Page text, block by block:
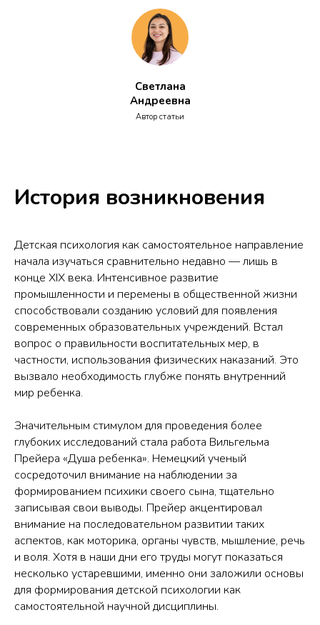
Светлана
Андреевна
Автор статьи
История возникновения
Детская психология как самостоятельное направление
начала изучаться сравнительно недавно — лишь в
конце XIX века. Интенсивное развитие
промышленности и перемены в общественной жизни
способствовали созданию условий для появления
современных образовательных учреждений. Встал
вопрос о правильности воспитательных мер, в
частности, использования физических наказаний. Это
вызвало необходимость глубже понять внутренний
мир ребенка.
Значительным стимулом для проведения более
глубоких исследований стала работа Вильгельма
Прейера «Душа ребенка». Немецкий ученый
сосредоточил внимание на наблюдении за
формированием психики своего сына, тщательно
записывая свои выводы. Прейер акцентировал
внимание на последовательном развитии таких
аспектов, как моторика, органы чувств, мышление, речь
и воля. Хотя в наши дни его труды могут показаться
несколько устаревшими, именно они заложили основы
для формирования детской психологии как
самостоятельной научной дисциплины.